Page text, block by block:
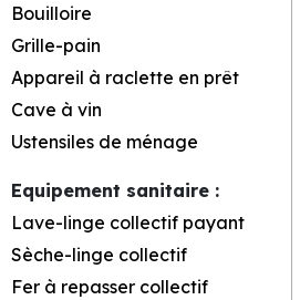
Bouilloire
Grille-pain
Appareil à raclette en prêt
Cave à vin
Ustensiles de ménage
Equipement sanitaire :
Lave-linge collectif payant
Sèche-linge collectif
Fer à repasser collectif